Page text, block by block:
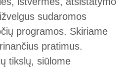
sudaromos
programos. Skiriame
pratimus.
tikslų, siūlome